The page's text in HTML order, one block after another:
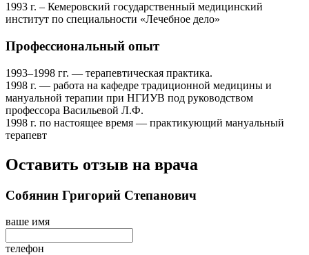
1993 г. – Кемеровский государственный медицинский
институт по специальности «Лечебное дело»
Профессиональный опыт
1993–1998 гг. — терапевтическая практика.
1998 г. — работа на кафедре традиционной медицины и
мануальной терапии при НГИУВ под руководством
профессора Васильевой Л.Ф.
1998 г. по настоящее время — практикующий мануальный
терапевт
Оставить отзыв на врача
Собянин Григорий Степанович
ваше имя
телефон